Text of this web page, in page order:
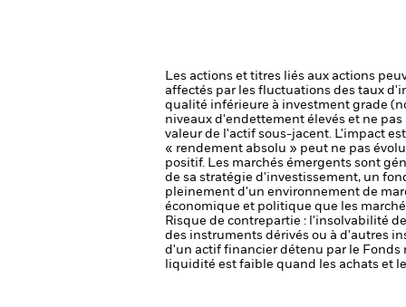
Les actions et titres liés aux actions
affectés par les fluctuations des taux
qualité inférieure à investment grade
niveaux d'endettement élevés et ne
valeur de l'actif sous-jacent. L'impact
« rendement absolu » peut ne pas
positif. Les marchés émergents sont
de sa stratégie d'investissement, un
pleinement d'un environnement de
économique et politique que les
Risque de contrepartie : l'insolvabilité
des instruments dérivés ou à d'autres
d'un actif financier détenu par le Fonds
liquidité est faible quand les achats et